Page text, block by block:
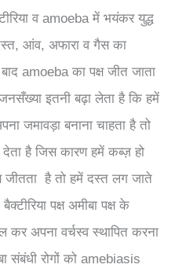
व amoeba में भयंकर युद्ध
आंव, अफारा व गैस का
amoeba का पक्ष जीत जाता
इतनी बढ़ा लेता है कि हमें
जमावड़ा बनाना चाहता है तो
है जिस कारण हमें कब्ज़ हो
जीतता है तो हमें दस्त लग जाते
पक्ष अमीबा पक्ष के
कर अपना वर्चस्व स्थापित करना
संबंधी रोगों को amebiasis